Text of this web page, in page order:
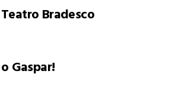
Bradesco
Gaspar!